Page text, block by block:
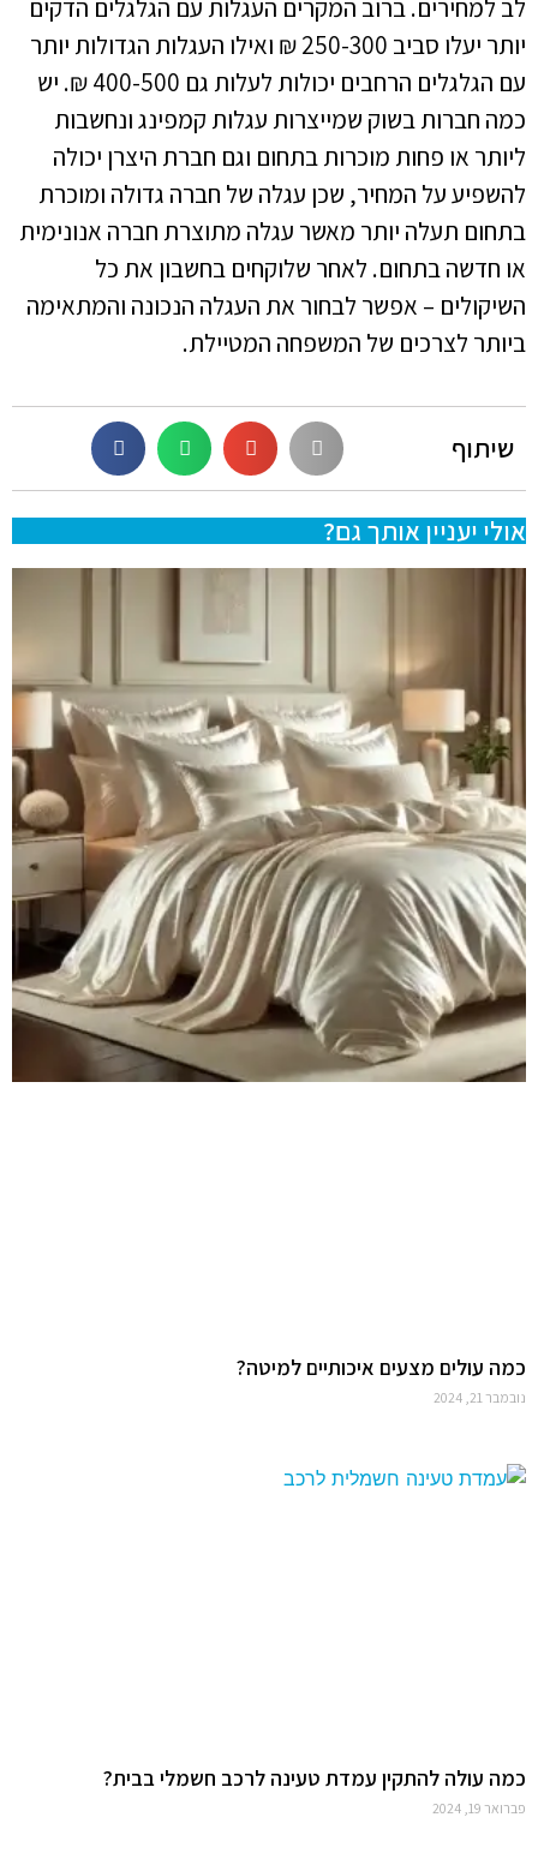
לב למחירים. ברוב המקרים העגלות עם הגלגלים הדקים
יותר יעלו סביב 250-300 ₪ ואילו העגלות הגדולות יותר
עם הגלגלים הרחבים יכולות לעלות גם 400-500 ₪. יש
כמה חברות בשוק שמייצרות עגלות קמפינג ונחשבות
ליותר או פחות מוכרות בתחום וגם חברת היצרן יכולה
להשפיע על המחיר, שכן עגלה של חברה גדולה ומוכרת
בתחום תעלה יותר מאשר עגלה מתוצרת חברה אנונימית
או חדשה בתחום. לאחר שלוקחים בחשבון את כל
השיקולים – אפשר לבחור את העגלה הנכונה והמתאימה
ביותר לצרכים של המשפחה המטיילת.
שיתוף
אולי יעניין אותך גם?
כמה עולים מצעים איכותיים למיטה?
נובמבר 21, 2024
כמה עולה להתקין עמדת טעינה לרכב חשמלי בבית?
פברואר 19, 2024